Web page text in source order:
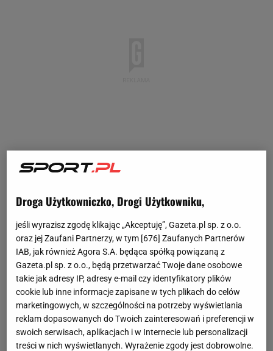
Droga Użytkowniczko, Drogi Użytkowniku,
jeśli wyrazisz zgodę klikając „Akceptuję”, Gazeta.pl sp. z o.o.
oraz jej Zaufani Partnerzy, w tym [676] Zaufanych Partnerów
IAB, jak również Agora S.A. będąca spółką powiązaną z
Gazeta.pl sp. z o.o., będą przetwarzać Twoje dane osobowe
takie jak adresy IP, adresy e-mail czy identyfikatory plików
cookie lub inne informacje zapisane w tych plikach do celów
marketingowych, w szczególności na potrzeby wyświetlania
reklam dopasowanych do Twoich zainteresowań i preferencji w
swoich serwisach, aplikacjach i w Internecie lub personalizacji
treści w nich wyświetlanych. Wyrażenie zgody jest dobrowolne.